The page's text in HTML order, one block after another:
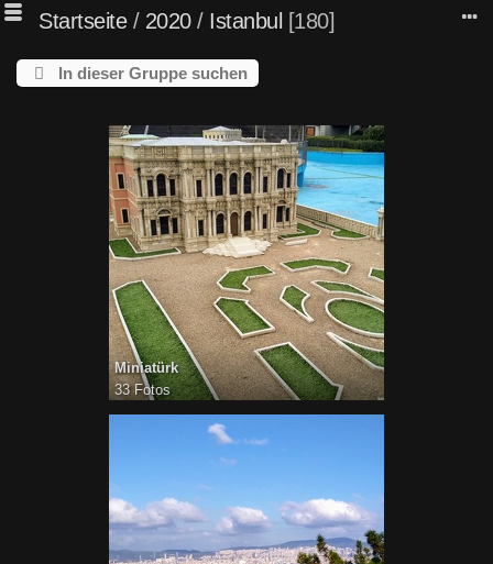
Startseite/ 2020/ Istanbul 180
In dieser Gruppe suchen
Miniatürk
33 Fotos